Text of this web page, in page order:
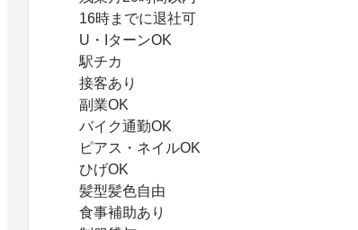
16時までに退社可
U・IターンOK
駅チカ
接客あり
副業OK
バイク通勤OK
ピアス・ネイルOK
ひげOK
髪型髪色自由
食事補助あり